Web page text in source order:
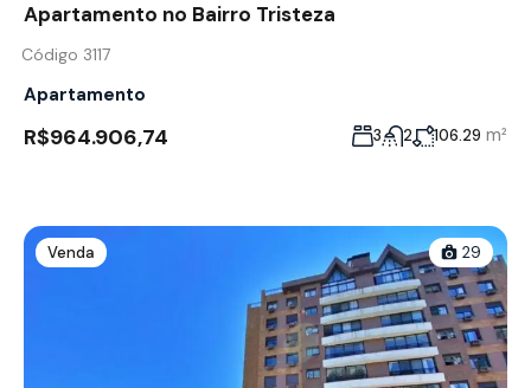
Apartamento no Bairro Tristeza
Código 3117
Apartamento
R$964.906,74 3 2 106.29 m²
Venda 29